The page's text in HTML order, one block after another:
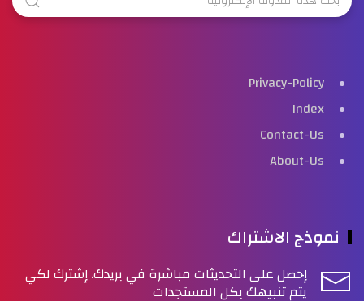
Privacy-Policy
Index
Contact-Us
About-Us
نموذج الاشتراك
إحصل على التحديثات مباشرة في بريدك. إشترك لكي
يتم تنبيهك بكل المستجدات